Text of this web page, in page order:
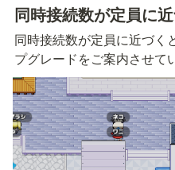
同時接続数が定員に
同時接続数が定員に近づく
プグレードをご案内させて